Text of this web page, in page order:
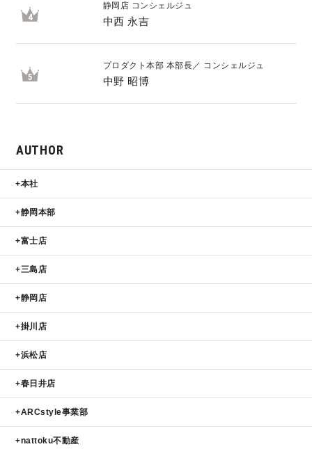
近日分譲予定情報
CLOSE
4
静岡店 コンシェルジュ
中西 永吉
5
プロダクト本部 本部長／ コンシェルジュ
中野 昭博
AUTHOR
本社
静岡本部
富士店
三島店
静岡店
掛川店
浜松店
春日井店
ARCstyle事業部
nattoku不動産